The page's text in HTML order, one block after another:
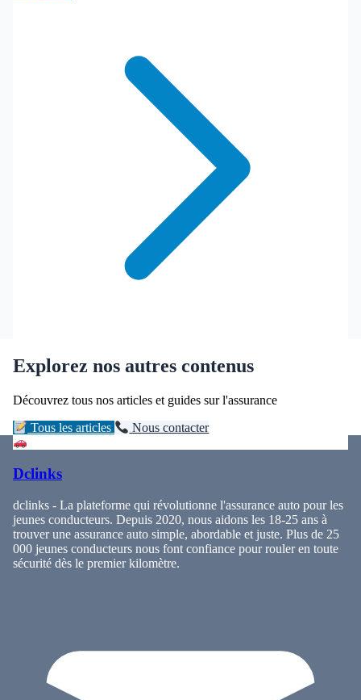
Explorez nos autres contenus
Découvrez tous nos articles et guides sur l'assurance
Tous les articles Nous contacter
Dclinks
dclinks - La plateforme qui révolutionne l'assurance auto pour les
jeunes conducteurs. Depuis 2020, nous aidons les 18-25 ans à
trouver une assurance auto simple, abordable et juste. Plus de 25
000 jeunes conducteurs nous font confiance pour rouler en toute
sécurité dès le premier kilomètre.